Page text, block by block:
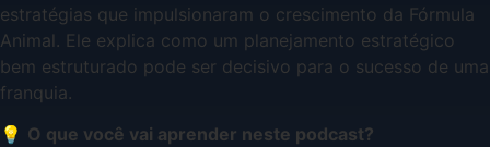
estratégias que impulsionaram o crescimento da Fórmula
Animal. Ele explica como um planejamento estratégico
bem estruturado pode ser decisivo para o sucesso de uma
franquia.
💡 O que você vai aprender neste podcast?